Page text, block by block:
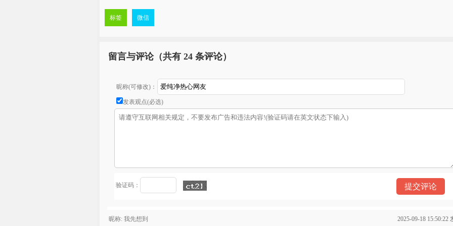
标签 微信
留言与评论（共有 24 条评论）
昵称(可修改)：
发表观点(必选)
验证码：
昵称: 我先想到 2025-09-18 15:50:22